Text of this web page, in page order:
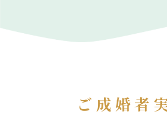
ご成婚者